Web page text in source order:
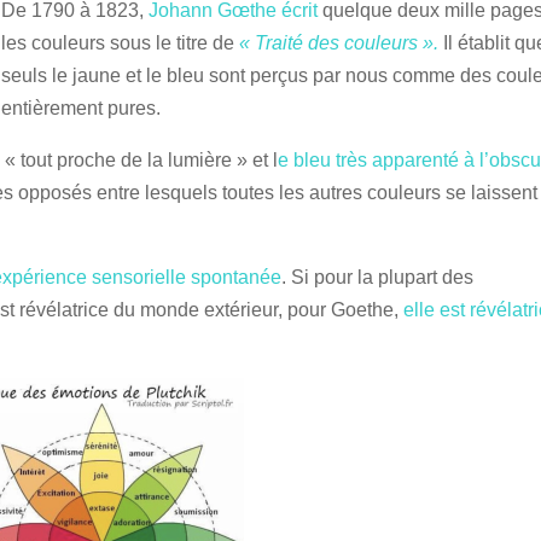
De 1790 à 1823,Johann Gœthe écritquelque deux mille
les couleurs sous le titre de« Traité des couleurs ».
Il établit
seuls le jaune et le bleu sont perçus par nous comme des
entièrement pures.
« tout proche de la lumière » et le bleu très apparenté à
opposés entre lesquels toutes les autres couleurs se laissent
sensorielle spontanée. Si pour la plupart des
révélatrice du monde extérieur, pour Goethe,elle est